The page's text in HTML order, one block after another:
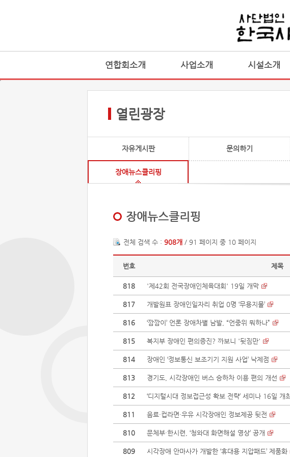
연합회소개 사업소개 시설소개
열린광장
자유게시판 문의하기
장애뉴스클리핑
장애뉴스클리핑
전체 검색 수 : 908개 / 91 페이지 중 10 페이지
번호 제목
818 '제42회 전국장애인체육대회' 19일 개막
817 개발원표 장애인일자리 취업 0명 ‘무용지물’
816 ‘깜깜이’ 언론 장애차별 남발, “언중위 뭐하나”
815 복지부 장애인 편의증진? 까보니 '뒷짐만'
814 장애인 ‘정보통신 보조기기 지원 사업’ 낙제점
813 경기도, 시각장애인 버스 승하차 이용 편의 개선
812 ‘디지털시대 정보접근성 확보 전략’ 세미나 16일 개최
811 음료·컵라면·우유 시각장애인 정보제공 뒷전
810 문체부·한시련, ‘청와대 화면해설 영상’ 공개
809 시각장애 안마사가 개발한 ‘휴대용 지압패드’ 제품화